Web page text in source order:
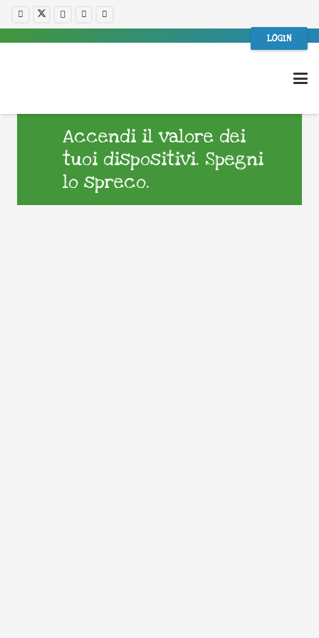
LOGIN
Accendi il valore dei
tuoi dispositivi. Spegni
lo spreco.